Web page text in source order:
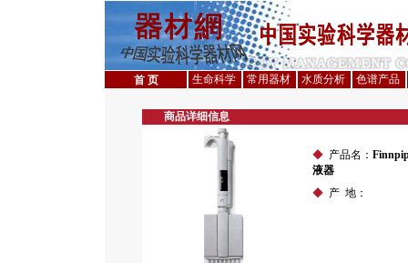
首 页 生命科学 常用器材 水质分析 色谱产品
商品详细信息
◆ 产品名：
液器
◆ 产 地：